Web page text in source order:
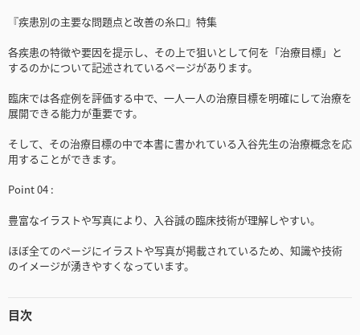
『疾患別の主要な問題点と改善の糸口』特集
各疾患の特徴や要因を提示し、その上で狙いとして何を「治療目標」と
するのかについて記述されているページがあります。
臨床では各症例を評価する中で、一人一人の治療目標を明確にして治療を
展開できる能力が重要です。
そして、その治療目標の中で本書に書かれている入谷先生の治療概念を応
用することができます。
Point 04 :
豊富なイラストや写真により、入谷誠の臨床技術が理解しやすい。
ほぼ全てのページにイラストや写真が掲載されているため、知識や技術
のイメージが湧きやすくなっています。
目次